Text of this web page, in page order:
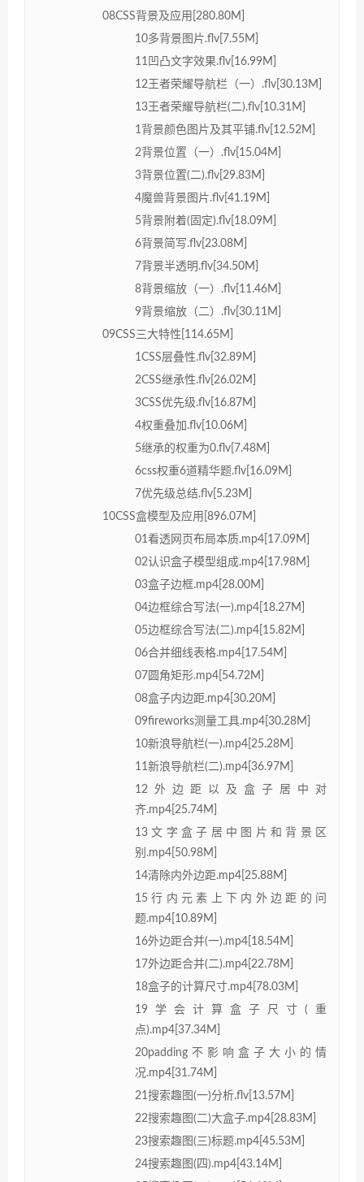
08CSS背景及应用[280.80M]
10多背景图片.flv[7.55M]
11凹凸文字效果.flv[16.99M]
12王者荣耀导航栏（一）.flv[30.13M]
13王者荣耀导航栏(二).flv[10.31M]
1背景颜色图片及其平铺.flv[12.52M]
2背景位置（一）.flv[15.04M]
3背景位置(二).flv[29.83M]
4魔兽背景图片.flv[41.19M]
5背景附着(固定).flv[18.09M]
6背景简写.flv[23.08M]
7背景半透明.flv[34.50M]
8背景缩放（一）.flv[11.46M]
9背景缩放（二）.flv[30.11M]
09CSS三大特性[114.65M]
1CSS层叠性.flv[32.89M]
2CSS继承性.flv[26.02M]
3CSS优先级.flv[16.87M]
4权重叠加.flv[10.06M]
5继承的权重为0.flv[7.48M]
6css权重6道精华题.flv[16.09M]
7优先级总结.flv[5.23M]
10CSS盒模型及应用[896.07M]
01看透网页布局本质.mp4[17.09M]
02认识盒子模型组成.mp4[17.98M]
03盒子边框.mp4[28.00M]
04边框综合写法(一).mp4[18.27M]
05边框综合写法(二).mp4[15.82M]
06合并细线表格.mp4[17.54M]
07圆角矩形.mp4[54.72M]
08盒子内边距.mp4[30.20M]
09fireworks测量工具.mp4[30.28M]
10新浪导航栏(一).mp4[25.28M]
11新浪导航栏(二).mp4[36.97M]
12外边距以及盒子居中对
齐.mp4[25.74M]
13文字盒子居中图片和背景区
别.mp4[50.98M]
14清除内外边距.mp4[25.88M]
15行内元素上下内外边距的问
题.mp4[10.89M]
16外边距合并(一).mp4[18.54M]
17外边距合并(二).mp4[22.78M]
18盒子的计算尺寸.mp4[78.03M]
19学会计算盒子尺寸(重
点).mp4[37.34M]
20padding不影响盒子大小的情
况.mp4[31.74M]
21搜索趣图(一)分析.flv[13.57M]
22搜索趣图(二)大盒子.mp4[28.83M]
23搜索趣图(三)标题.mp4[45.53M]
24搜索趣图(四).mp4[43.14M]